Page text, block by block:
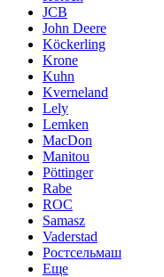
JCB
John Deere
Köckerling
Krone
Kuhn
Kverneland
Lely
Lemken
MacDon
Manitou
Pöttinger
Rabe
ROC
Samasz
Vaderstad
Ростсельмаш
Еще